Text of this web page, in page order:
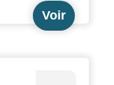
fragiles.
Voir